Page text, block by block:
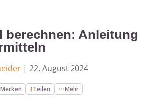
berechnen: Anleitung
| 22. August 2024
Merken Teilen Mehr